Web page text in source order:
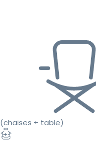
(chaises + table)